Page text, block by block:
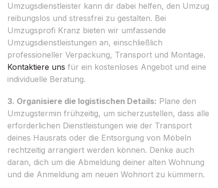
Umzugsdienstleister kann dir dabei helfen, den Umzug
reibungslos und stressfrei zu gestalten. Bei
Umzugsprofi Kranz bieten wir umfassende
Umzugsdienstleistungen an, einschließlich
professioneller Verpackung, Transport und Montage.
Kontaktiere uns für ein kostenloses Angebot und eine
individuelle Beratung.
3. Organisiere die logistischen Details: Plane den
Umzugstermin frühzeitig, um sicherzustellen, dass alle
erforderlichen Dienstleistungen wie der Transport
deines Hausrats oder die Entsorgung von Möbeln
rechtzeitig arrangiert werden können. Denke auch
daran, dich um die Abmeldung deiner alten Wohnung
und die Anmeldung am neuen Wohnort zu kümmern.